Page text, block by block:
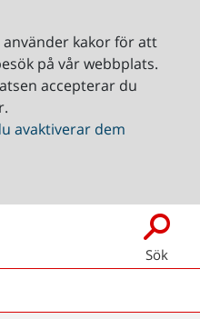
kakor för att
på vår webbplats.
accepterar du
avaktiverar dem
Sök